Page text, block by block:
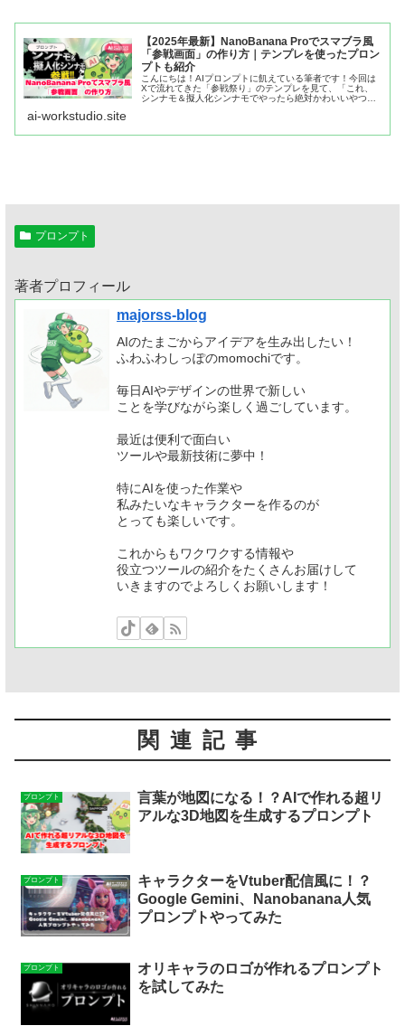
【2025年最新】NanoBanana Proでスマブラ風
「参戦画面」の作り方｜テンプレを使ったプロン
プトも紹介
こんにちは！AIプロンプトに飢えている筆者です！今回は
Xで流れてきた「参戦祭り」のテンプレを見て、「これ、
シンナモ＆擬人化シンナモでやったら絶対かわいいやつで
ai-workstudio.site
プロンプト
著者プロフィール
majorss-blog
AIのたまごからアイデアを生み出したい！
ふわふわしっぽのmomochiです。
毎日AIやデザインの世界で新しい
ことを学びながら楽しく過ごしています。
最近は便利で面白い
ツールや最新技術に夢中！
特にAIを使った作業や
私みたいなキャラクターを作るのが
とっても楽しいです。
これからもワクワクする情報や
役立つツールの紹介をたくさんお届けして
いきますのでよろしくお願いします！
関連記事
プロンプト
言葉が地図になる！？AIで作れる超リ
アルな3D地図を生成するプロンプト
プロンプト
キャラクターをVtuber配信風に！？
Google Gemini、Nanobanana人気
プロンプトやってみた
プロンプト
オリキャラのロゴが作れるプロンプト
を試してみた